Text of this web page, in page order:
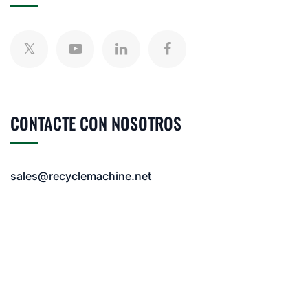
CONTACTE CON NOSOTROS
sales@recyclemachine.net